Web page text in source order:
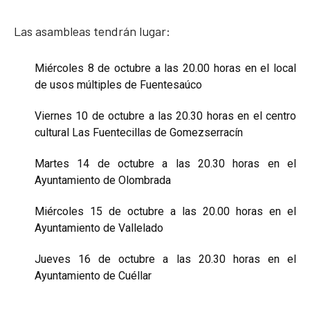
Las asambleas tendrán lugar:
Miércoles 8 de octubre a las 20.00 horas en el local
de usos múltiples de Fuentesaúco
Viernes 10 de octubre a las 20.30 horas en el centro
cultural Las Fuentecillas de Gomezserracín
Martes 14 de octubre a las 20.30 horas en el
Ayuntamiento de Olombrada
Miércoles 15 de octubre a las 20.00 horas en el
Ayuntamiento de Vallelado
Jueves 16 de octubre a las 20.30 horas en el
Ayuntamiento de Cuéllar